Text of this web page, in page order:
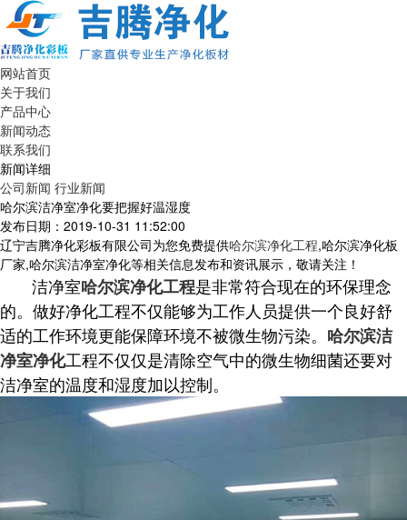
网站首页
关于我们
产品中心
新闻动态
联系我们
新闻详细
公司新闻 行业新闻
哈尔滨洁净室净化要把握好温湿度
发布日期：2019-10-31 11:52:00
辽宁吉腾净化彩板有限公司为您免费提供哈尔滨净化工程,哈尔滨净化板
厂家,哈尔滨洁净室净化等相关信息发布和资讯展示，敬请关注！
洁净室哈尔滨净化工程是非常符合现在的环保理念
的。做好净化工程不仅能够为工作人员提供一个良好舒
适的工作环境更能保障环境不被微生物污染。 哈尔滨洁
净室净化工程不仅仅是清除空气中的微生物细菌还要对
洁净室的温度和湿度加以控制。